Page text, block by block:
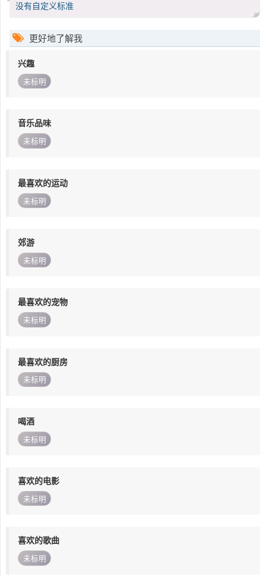
没有自定义标准
更好地了解我
兴趣
未标明
音乐品味
未标明
最喜欢的运动
未标明
郊游
未标明
最喜欢的宠物
未标明
最喜欢的厨房
未标明
喝酒
未标明
喜欢的电影
未标明
喜欢的歌曲
未标明